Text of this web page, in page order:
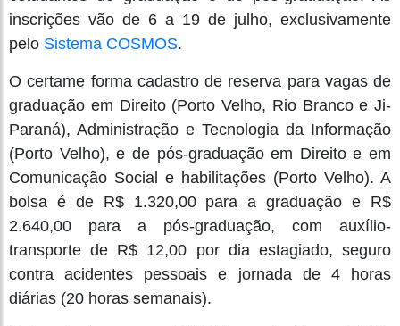
inscrições vão de 6 a 19 de julho, exclusivamente
pelo Sistema COSMOS.
O certame forma cadastro de reserva para vagas de
graduação em Direito (Porto Velho, Rio Branco e Ji-
Paraná), Administração e Tecnologia da Informação
(Porto Velho), e de pós-graduação em Direito e em
Comunicação Social e habilitações (Porto Velho). A
bolsa é de R$ 1.320,00 para a graduação e R$
2.640,00 para a pós-graduação, com auxílio-
transporte de R$ 12,00 por dia estagiado, seguro
contra acidentes pessoais e jornada de 4 horas
diárias (20 horas semanais).